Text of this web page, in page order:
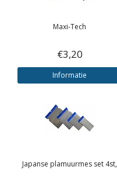
Maxi-Tech
€3,20
Informatie
Japanse plamuurmes set 4st,